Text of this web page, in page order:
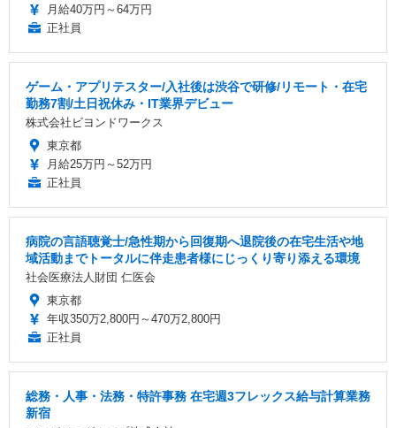
月給40万円～64万円
正社員
ゲーム・アプリテスター/入社後は渋谷で研修/リモート・在宅
勤務7割/土日祝休み・IT業界デビュー
株式会社ビヨンドワークス
東京都
月給25万円～52万円
正社員
病院の言語聴覚士/急性期から回復期へ退院後の在宅生活や地
域活動までトータルに伴走患者様にじっくり寄り添える環境
社会医療法人財団 仁医会
東京都
年収350万2,800円～470万2,800円
正社員
総務・人事・法務・特許事務 在宅週3フレックス給与計算業務
新宿